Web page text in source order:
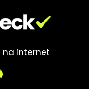
na internet